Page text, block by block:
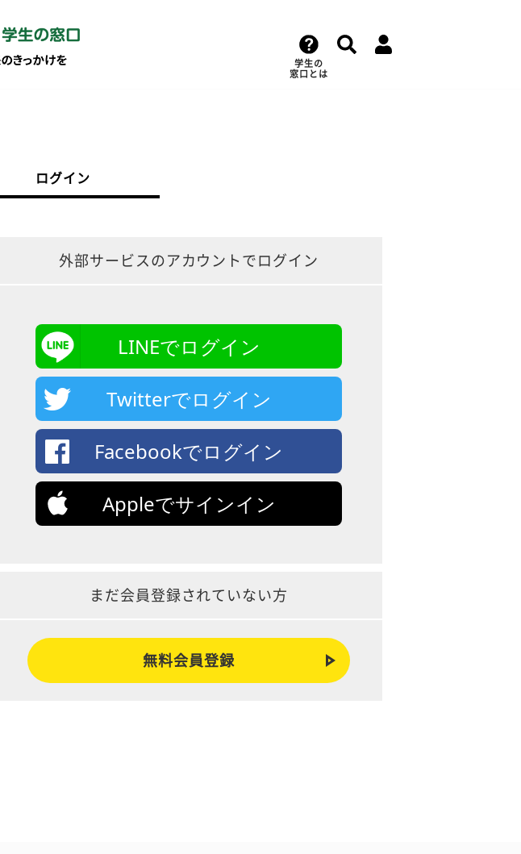
学生の
窓口とは
ログイン
外部サービスのアカウントでログイン
LINEでログイン
Twitterでログイン
Facebookでログイン
Appleでサインイン
まだ会員登録されていない方
無料会員登録